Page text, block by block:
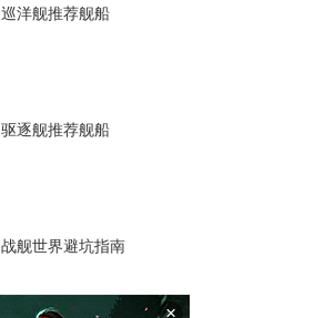
巡洋舰推荐舰船
驱逐舰推荐舰船
战舰世界避坑指南